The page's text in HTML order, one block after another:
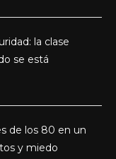
la clase
se está
de los 80 en un
y miedo